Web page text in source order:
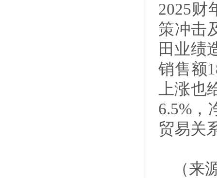
2025财
策冲击
田业绩
销售额
上涨
6.5%，
贸易关
（来